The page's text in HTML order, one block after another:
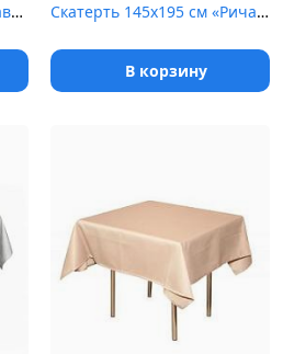
Салфетка 45х45 см «Журавинка» медь [(квадрат)] Скатерть 145х195 см «Ричард ажур» фисташковая
В корзину